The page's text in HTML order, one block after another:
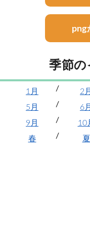
png
季節
1月 2月
5月
6月
9月
10
春
夏